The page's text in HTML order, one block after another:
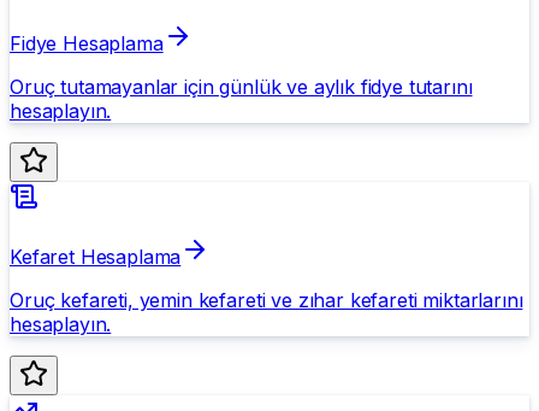
Fidye Hesaplama
Oruç tutamayanlar için günlük ve aylık fidye tutarını
hesaplayın.
Kefaret Hesaplama
Oruç kefareti, yemin kefareti ve zıhar kefareti miktarlarını
hesaplayın.